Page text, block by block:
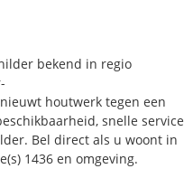
bekend in regio
houtwerk tegen een
snelle service
Bel direct als u woont in
1436 en omgeving.